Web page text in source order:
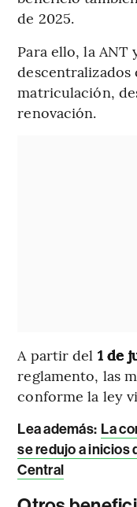
de 2025.
Para ello, la
descentralizados
matriculación,
renovación.
A partir del 1 de
reglamento, las
conforme la ley
Lea además: La
se redujo a inicios
Central